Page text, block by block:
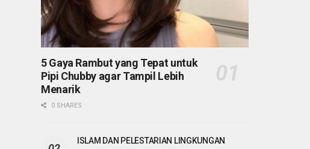
5 Gaya Rambut yang Tepat untuk
Pipi Chubby agar Tampil Lebih
Menarik
0 SHARES
ISLAM DAN PELESTARIAN LINGKUNGAN